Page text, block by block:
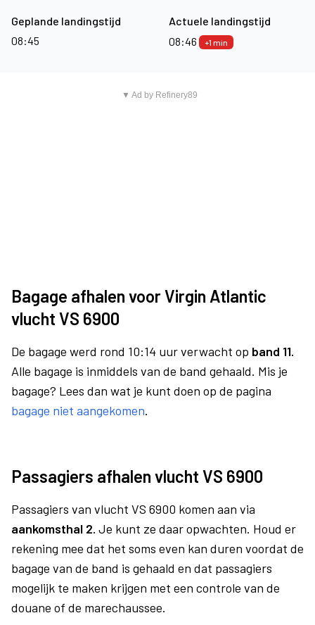
Geplande landingstijd
08:45
Actuele landingstijd
08:46
+1 min
▼ Ad by Refinery89
Bagage afhalen voor Virgin Atlantic
vlucht VS 6900
De bagage werd rond 10:14 uur verwacht op band 11.
Alle bagage is inmiddels van de band gehaald. Mis je
bagage? Lees dan wat je kunt doen op de pagina
bagage niet aangekomen.
Passagiers afhalen vlucht VS 6900
Passagiers van vlucht VS 6900 komen aan via
aankomsthal 2. Je kunt ze daar opwachten. Houd er
rekening mee dat het soms even kan duren voordat de
bagage van de band is gehaald en dat passagiers
mogelijk te maken krijgen met een controle van de
douane of de marechaussee.